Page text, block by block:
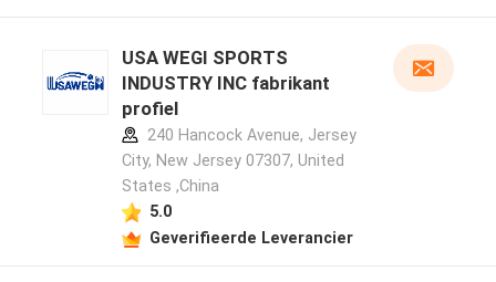
USA WEGI SPORTS
INDUSTRY INC fabrikant
profiel
240 Hancock Avenue, Jersey
City, New Jersey 07307, United
States ,China
5.0
Geverifieerde Leverancier